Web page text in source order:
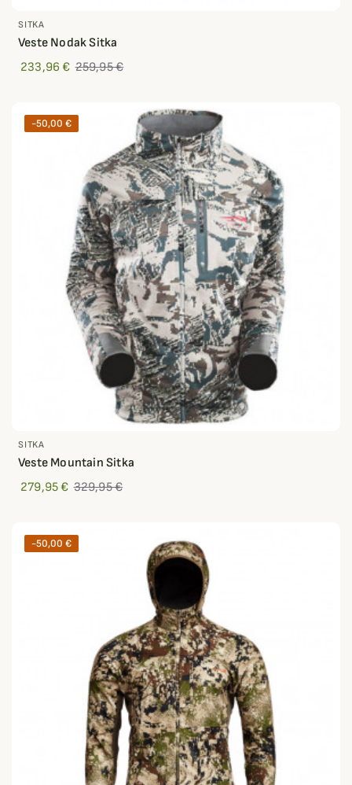
SITKA
Veste Nodak Sitka
233,96 € 259,95 €
-50,00 €
SITKA
Veste Mountain Sitka
279,95 € 329,95 €
-50,00 €